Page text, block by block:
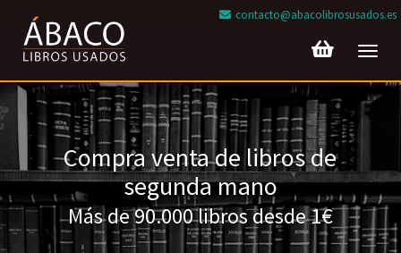
contacto@abacolibrosusados.es
Compra venta de libros de
segunda mano
Más de 90.000 libros desde 1€